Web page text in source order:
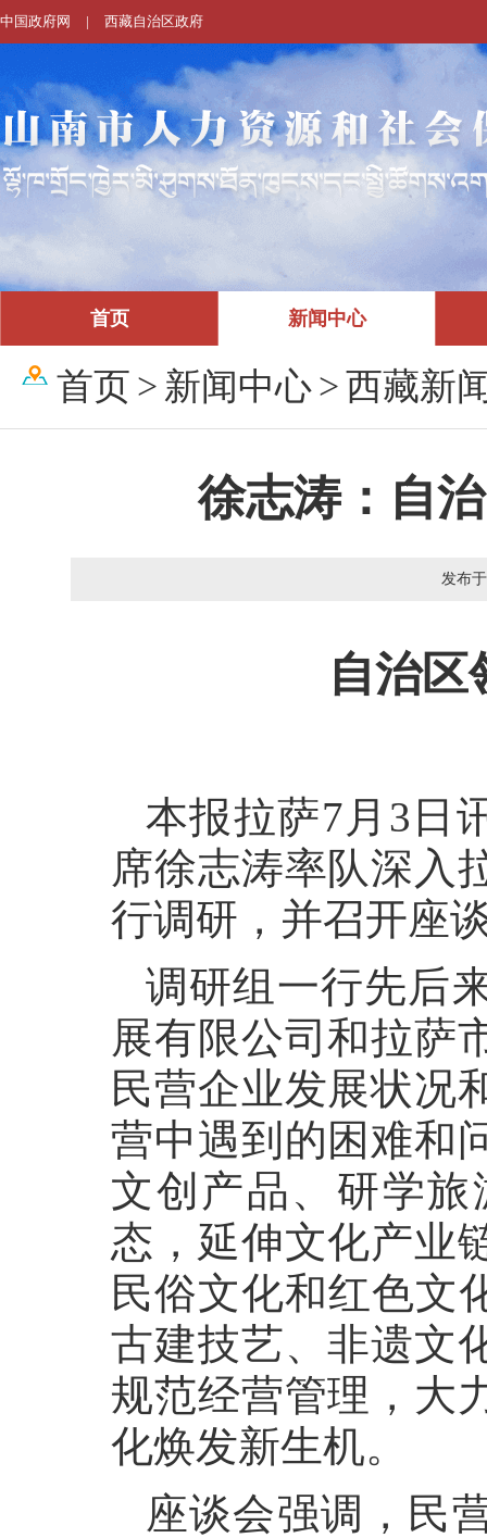
中国政府网 | 西藏自治区政府
首页 新闻中心
首页 > 新闻中心>西藏新
徐志涛：自
发布
自治区
本报拉萨7月3日
席徐志涛率队深入
行调研，并召开座
调研组一行先后
展有限公司和拉萨
民营企业发展状况
营中遇到的困难和
文创产品、研学
态，延伸文化产业
民俗文化和红色文
古建技艺、非遗文
规范经营管理，大
化焕发新生机。
座谈会强调，民